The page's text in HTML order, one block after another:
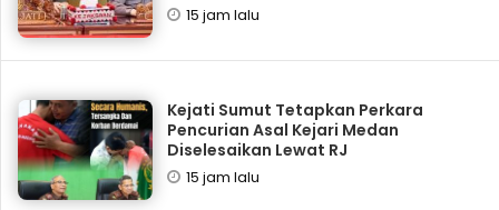
15 jam lalu
Kejati Sumut Tetapkan Perkara
Pencurian Asal Kejari Medan
Diselesaikan Lewat RJ
15 jam lalu